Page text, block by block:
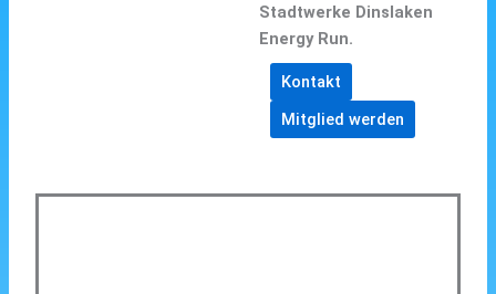
Stadtwerke Dinslaken
Energy Run.
Kontakt
Mitglied werden